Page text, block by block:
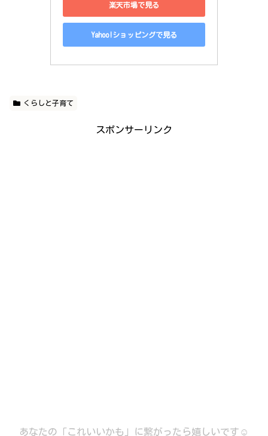
楽天市場で見る
Yahoo!ショッピングで見る
くらしと子育て
スポンサーリンク
あなたの「これいいかも」に繋がったら嬉しいです☺️